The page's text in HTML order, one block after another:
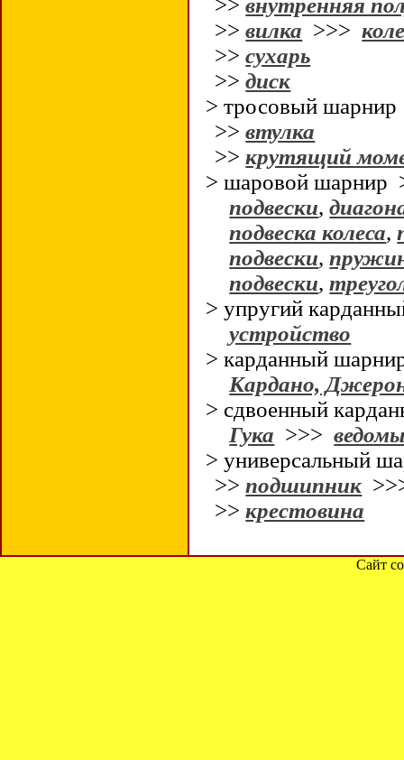
>>внутренняя
>>вилка >>>
>>сухарь
>>диск
> тросовый шарнир
>>втулка
>>крутящий
> шаровой
подвески,
подвеска колеса,
подвески,
подвески,
> упругий
устройство
> карданный
Кардано,
> сдвоенный
Гука >>>
> универсальный
>>подшипник
>>крестовина
Сайт